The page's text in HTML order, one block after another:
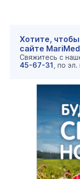
Хотите,
сайте
Свяжитесь с
45-67-31 , по